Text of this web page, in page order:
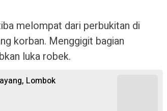
melompat dari perbukitan di
korban. Menggigit bagian
luka robek.
Lombok